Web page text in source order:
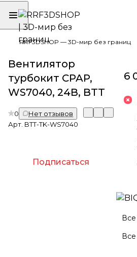
RRF3DSHOP — 3D-мир без границ
Вентилятор
турбокит CPAP,
WS7040, 24В, BTT
0
Нет отзывов
Арт. BTT-TK-WS7040
Подписаться
6
Все